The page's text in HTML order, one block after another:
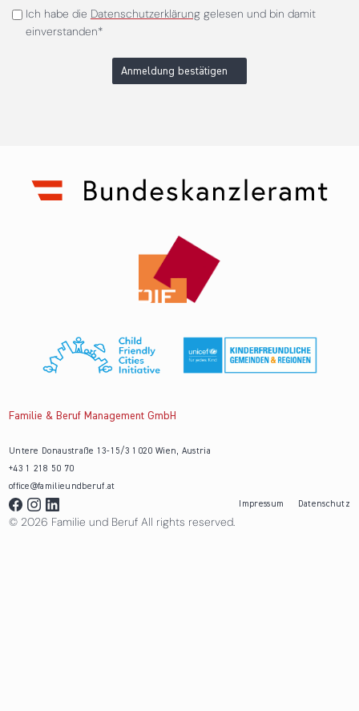
Ich habe die Datenschutzerklärunggelesen und bin damit
einverstanden*
Anmeldung bestätigen
Familie & Beruf Management GmbH
Untere Donaustraße 13-15/3 1020 Wien, Austria
+43 1 218 50 70
office@familieundberuf.at
Impressum
Datenschutz
© 2026 Familie und Beruf All rights reserved.